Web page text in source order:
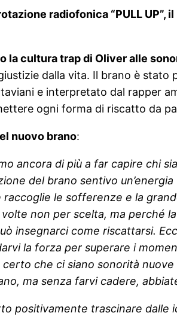
radiofonica “PULL UP”,
la cultura trap di Oliver alle
dalla vita. Il brano è
e interpretato dal rapper
ogni forma di riscatto da
nuovo brano:
ancora di più a far capire chi
del brano sentivo
le sofferenze e la
non per scelta, ma perché
insegnarci come riscattarsi.
la forza per superare i
che ci siano sonorità
ma senza farvi cadere,
positivamente trascinare dalle